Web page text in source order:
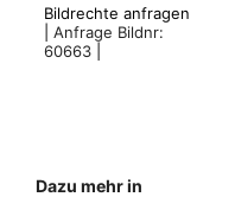
Bildrechte anfragen
Anfrage Bildnr:
60663
Dazu mehr in